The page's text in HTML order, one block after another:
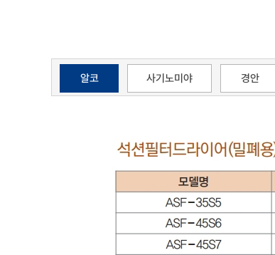
알코 사기노미야 경안